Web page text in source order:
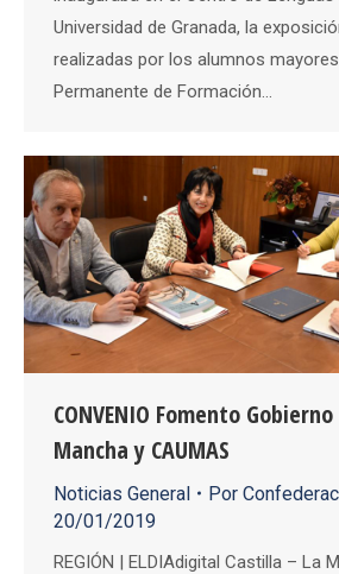
Universidad de Granada, la
realizadas por los alumnos
Permanente de Formación…
CONVENIO Fomento
Mancha y CAUMAS
Noticias General Por
20/01/2019
REGIÓN | ELDIAdigital Castilla – La